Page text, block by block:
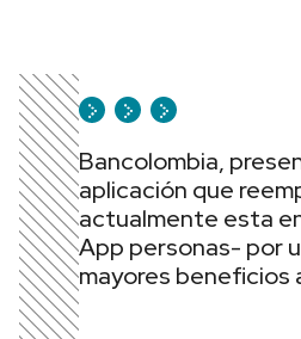
Bancolombia,
aplicación que
actualmente esta
App personas- por
mayores beneficios